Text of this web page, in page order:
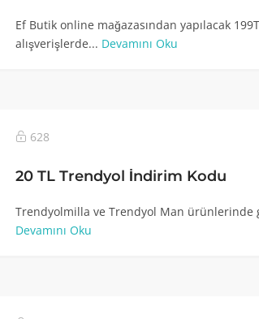
Ef Butik online mağazasından yapılacak
alışverişlerde... Devamını Oku
628
20 TL Trendyol İndirim Kodu
Trendyolmilla ve Trendyol Man ürünlerinde
Devamını Oku